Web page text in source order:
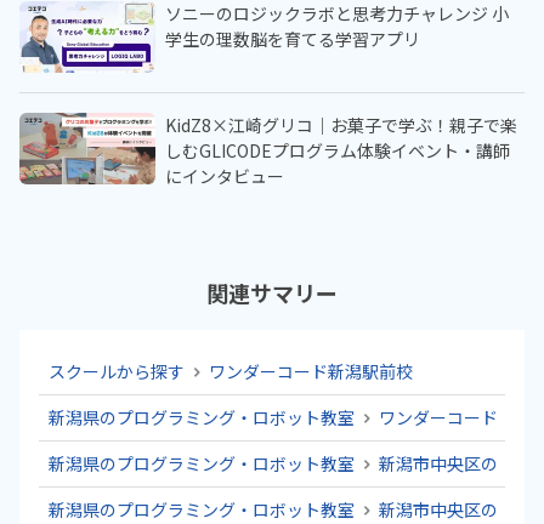
ソニーのロジックラボと思考力チャレンジ 小
学生の理数脳を育てる学習アプリ
KidZ8×江崎グリコ｜お菓子で学ぶ！親子で楽
しむGLICODEプログラム体験イベント・講師
にインタビュー
関連サマリー
スクールから探す
ワンダーコード新潟駅前校
新潟県のプログラミング・ロボット教室
ワンダーコード新潟
新潟県のプログラミング・ロボット教室
新潟市中央区のプロ
新潟県のプログラミング・ロボット教室
新潟市中央区のプロ